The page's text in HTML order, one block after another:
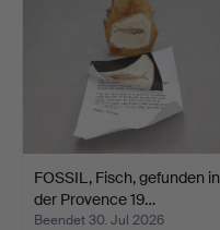
FOSSIL, Fisch, gefunden in
der Provence 19…
Beendet 30. Jul 2026